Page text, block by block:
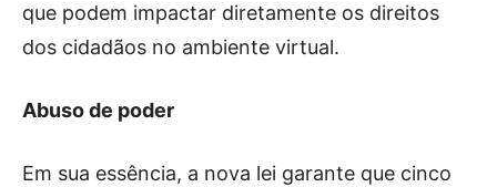
que podem impactar diretamente os direitos
dos cidadãos no ambiente virtual.
Abuso de poder
Em sua essência, a nova lei garante que cinco